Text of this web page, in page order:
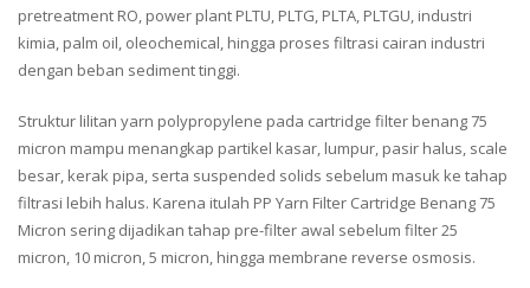
pretreatment RO, power plant PLTU, PLTG, PLTA, PLTGU, industri
kimia, palm oil, oleochemical, hingga proses filtrasi cairan industri
dengan beban sediment tinggi.
Struktur lilitan yarn polypropylene pada cartridge filter benang 75
micron mampu menangkap partikel kasar, lumpur, pasir halus, scale
besar, kerak pipa, serta suspended solids sebelum masuk ke tahap
filtrasi lebih halus. Karena itulah PP Yarn Filter Cartridge Benang 75
Micron sering dijadikan tahap pre-filter awal sebelum filter 25
micron, 10 micron, 5 micron, hingga membrane reverse osmosis.